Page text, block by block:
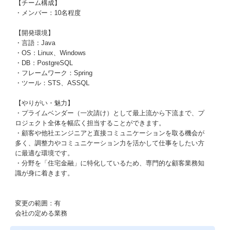
【チーム構成】
・メンバー：10名程度
【開発環境】
・言語：Java
・OS：Linux、Windows
・DB：PostgreSQL
・フレームワーク：Spring
・ツール：STS、ASSQL
【やりがい・魅力】
・プライムベンダー（一次請け）として最上流から下流まで、プ
ロジェクト全体を幅広く担当することができます。
・顧客や他社エンジニアと直接コミュニケーションを取る機会が
多く、調整力やコミュニケーション力を活かして仕事をしたい方
に最適な環境です。
・分野を「住宅金融」に特化しているため、専門的な顧客業務知
識が身に着きます。
変更の範囲：有
会社の定める業務